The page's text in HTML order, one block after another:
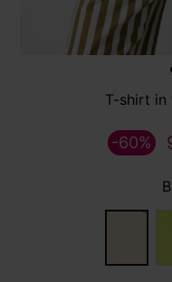
T-shirt in
-60%